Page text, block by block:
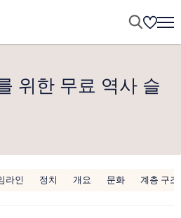
위한 무료 역사 슬
라인 정치 개요 문화 계층 구조